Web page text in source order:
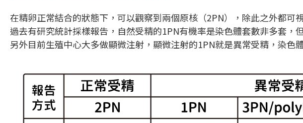
在精卵正常結合的狀態下，可以觀察到兩個原核（2PN），除此之外都
過去有研究統計採樣報告，自然受精的1PN有機率是染色體套數非多套，
另外目前生殖中心大多做顯微注射，顯微注射的1PN就是異常受精，染色